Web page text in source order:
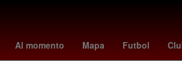
Al momento Mapa Futbol
gema la casa de los famosos luna llena de